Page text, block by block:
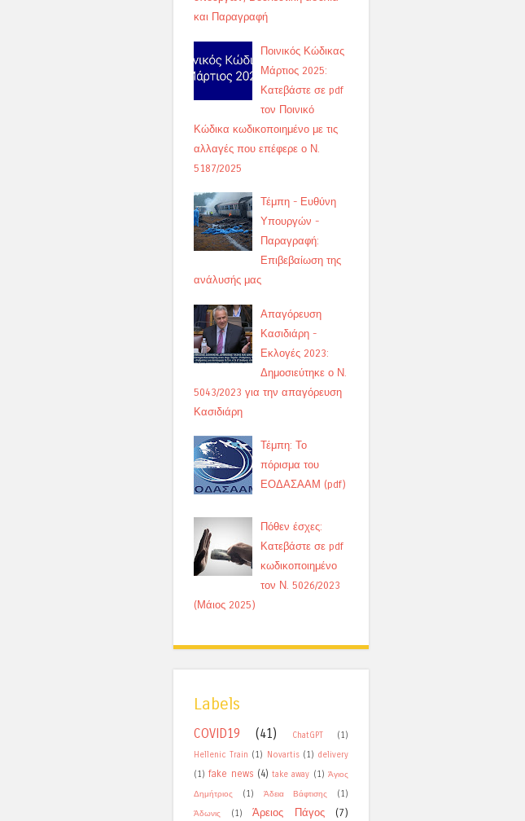
και Παραγραφή
Ποινικός Κώδικας
Μάρτιος 2025:
Κατεβάστε σε pdf
τον Ποινικό
Κώδικα κωδικοποιημένο με τις
αλλαγές που επέφερε ο Ν.
5187/2025
Τέμπη - Ευθύνη
Υπουργών -
Παραγραφή:
Επιβεβαίωση της
ανάλυσής μας
Απαγόρευση
Κασιδιάρη -
Εκλογές 2023:
Δημοσιεύτηκε ο Ν.
5043/2023 για την απαγόρευση
Κασιδιάρη
Τέμπη: Το
πόρισμα του
ΕΟΔΑΣΑΑΜ (pdf)
Πόθεν έσχες:
Κατεβάστε σε pdf
κωδικοποιημένο
τον Ν. 5026/2023
(Μάιος 2025)
Labels
COVID19 (41) ChatGPT
(1)
Hellenic Train (1) Novartis (1) delivery
(1) fake news (4) take away (1) Άγιος
Δημήτριος
(1) Άδεια Βάφτισης
(1)
Άδωνις
(1) Άρειος Πάγος (7)